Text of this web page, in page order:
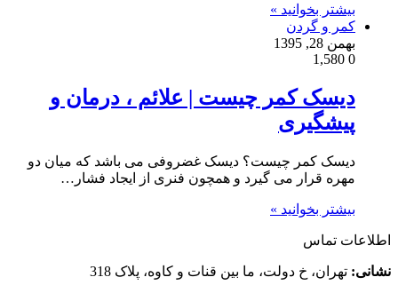
بیشتر بخوانید »
کمر و گردن
بهمن 28, 1395
0
دیسک کمر چیست | علائم ، درمان و
پیشگیری
دیسک کمر چیست؟ دیسک غضروفی می باشد که میان دو
مهره قرار می گیرد و همچون فنری از ایجاد فشار…
بیشتر بخوانید »
اطلاعات تماس
نشانی: تهران، خ دولت، ما بین قنات و کاوه، پلاک 318